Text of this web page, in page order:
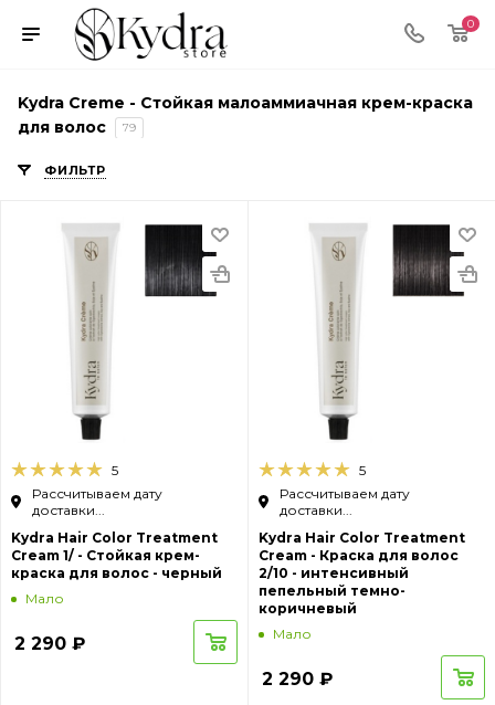
0
Kydra Cremе - Стойкая малоаммиачная крем-краска
для волос
79
ФИЛЬТР
5
Рассчитываем дату
доставки...
Kydra Hair Color Treatment
Cream 1/ - Стойкая крем-
краска для волос - черный
Мало
2 290 ₽
5
Рассчитываем дату
доставки...
Kydra Hair Color Treatment
Cream - Краска для волос
2/10 - интенсивный
пепельный темно-
коричневый
Мало
2 290 ₽